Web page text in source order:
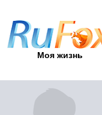
Моя жизнь